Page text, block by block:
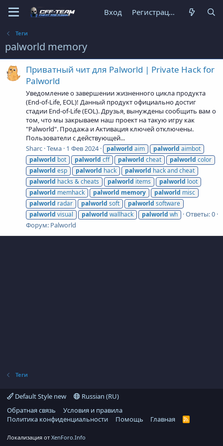
Вход Регистрация
Теги
palworld memory
Приватный чит для Palworld | Private Hack for
Palworld
Уведомление о завершении жизненного цикла продукта
(End-of-Life, EOL)! Данный продукт официально достиг
стадии End-of-Life (EOL). Друзья, вынуждены сообщить вам о
том, что мы закрываем наш проект на такую игру как
"Palworld". Продажа и Активация ключей отключены.
Пользователи с действующей...
Sharc Тема 1 Фев 2024 palworld aim palworld aimbot
palworld bot palworld cff palworld cheat palworld color
palworld esp palworld hack palworld hack and cheat
palworld hacks & cheats palworld items palworld loot
palworld memhack palworld memory palworld misc
palworld radar palworld soft palworld software
palworld visual palworld wallhack palworld wh
Ответы: 0
Форум: Palworld
Теги
Default Style new
Russian (RU)
Обратная связь
Условия и правила
Политика конфиденциальности
Помощь Главная
R
Локализация от XenForo.Info